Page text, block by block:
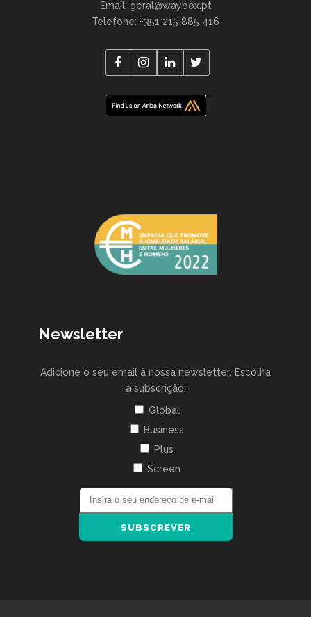
Email: geral@waybox.pt
Telefone: +351 215 885 416
Newsletter
Adicione o seu email à nossa newsletter. Escolha
a subscrição:
Global
Business
Plus
Screen